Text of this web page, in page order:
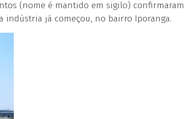
(nome é mantido em sigilo) confirmaram
indústria já começou, no bairro Iporanga.